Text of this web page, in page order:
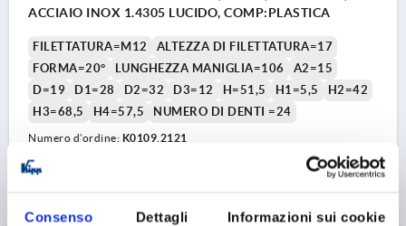
Consenso Dettagli Informazioni sui cookie
ACCIAIO INOX 1.4305 LUCIDO, COMP:PLASTICA
FILETTATURA=M12
ALTEZZA DI FILETTATURA=17
FORMA=20°
LUNGHEZZA MANIGLIA=106
A2=15
D=19
D1=28 D2=32 D3=12 H=51,5 H1=5,5
H2=42
H3=68,5
H4=57,5 NUMERO DI DENTI =24
Numero d’ordine: K0109.2121